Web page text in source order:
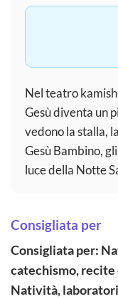
Nel teatro
Gesù diventa un
vedono la stalla,
Gesù Bambino,
luce della Notte
Consigliata per
Consigliata per:
catechismo,
Natività,